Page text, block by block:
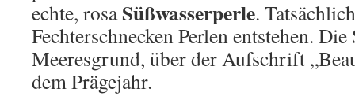
echte, rosaSüßwasserperle.
Fechterschnecken Perlen entstehen.
Meeresgrund, über der Aufschrift
dem Prägejahr.